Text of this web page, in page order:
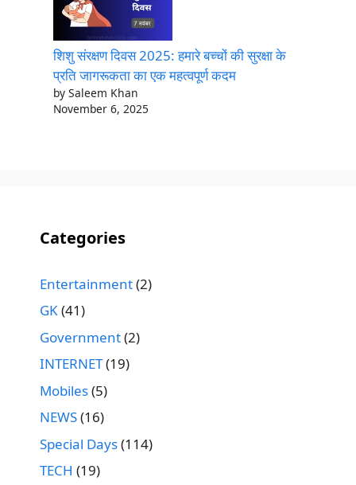
शिशु संरक्षण दिवस 2025: हमारे बच्चों की सुरक्षा के
प्रति जागरूकता का एक महत्वपूर्ण कदम
by Saleem Khan
November 6, 2025
Categories
Entertainment(2)
GK(41)
Government(2)
INTERNET(19)
Mobiles(5)
NEWS(16)
Special Days(114)
TECH (19)